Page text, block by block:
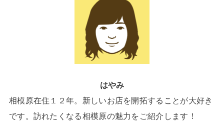
はやみ
相模原在住１２年。新しいお店を開拓することが大好き
です。訪れたくなる相模原の魅力をご紹介します！